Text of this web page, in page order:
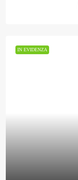
IN EVIDENZA